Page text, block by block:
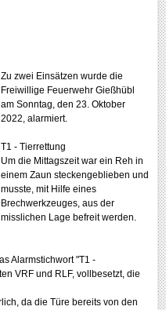
Zu zwei Einsätzen wurde die
Freiwillige Feuerwehr Gießhübl
am Sonntag, den 23. Oktober
2022, alarmiert.
T1 - Tierrettung
Umdie Mittagszeit war ein Reh in
einem Zaun steckengeblieben und
musste, mit Hilfe eines
Brechwerkzeuges, aus der
misslichen Lage befreit werden.
Alarmstichwort "T1 -
VRF und RLF, vollbesetzt, die
da die Türe bereits von den